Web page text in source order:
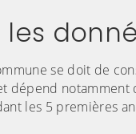
se doit de
dépend
les 5 premières